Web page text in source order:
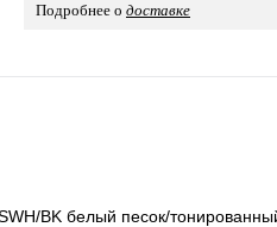
Подробнее о доставке
BK белый песок/